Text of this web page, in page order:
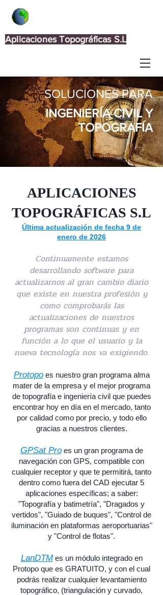
Aplicaciones Topográficas S.L
SOLUCIONES PARA
INGENIERÍA CIVIL Y
TOPOGRAFÍA
APLICACIONES
TOPOGRÁFICAS S.L
Última actualización de fecha 9 de
enero de 2026
Continuamente estamos
desarrollando software para
actualizarnos al gran cambio diario
que existe en nuestra profesión y
como comprobarás las
actualizaciones de nuestros
programas son continuas y en
función a lo que el usuario y la
nueva tecnología nos va exigiendo.
Protopoes nuestro gran programa alma
mater de la empresa y el mejor programa
de topografía e ingeniería civil que puedes
encontrar hoy en día en el mercado, tanto
por calidad como por precio, y todo ello
gracias a nuestros clientes.
GPSat Proes un gran programa de
navegación con GPS, compatible con
cualquier receptor y que te permitirá, tanto
dentro como fuera del CAD ejecutar 5
aplicaciones específicas; a saber:
"Topografía y batimetría", "Dragados y
vertidos", "Guiado de buques", "Control de
iluminación en plataformas aeroportuarias"
y "Control de flotas".
LanDTMes un módulo integrado en
Protopo que es GRATUITO, y con el cual
podrás realizar cualquier levantamiento
topográfico, (triangulación y curvado,